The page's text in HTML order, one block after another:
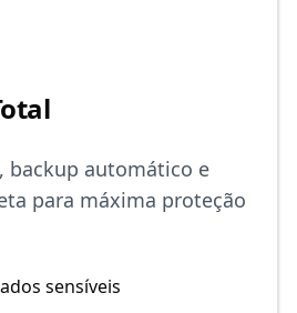
backup automático e
para máxima proteção
sensíveis